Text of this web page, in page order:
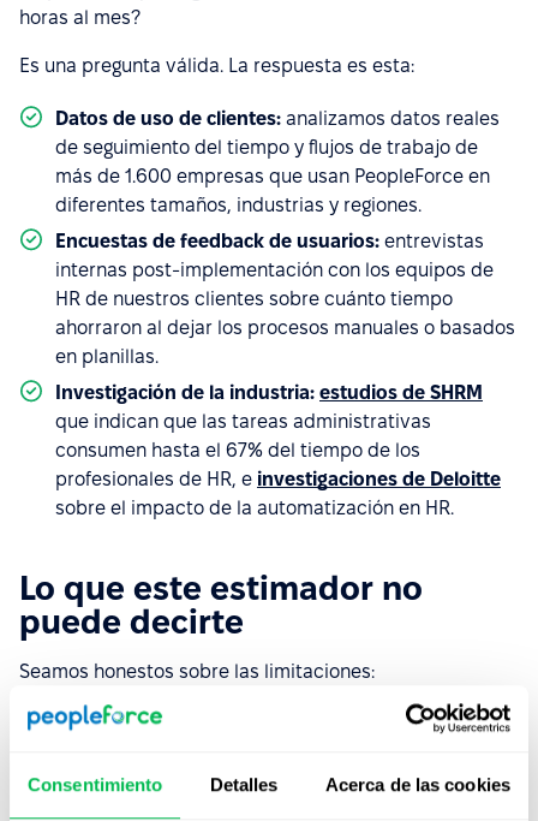
Consentimiento Detalles Acerca de las cookies
horas al mes?
Es una pregunta válida. La respuesta es esta:
Datos de uso de clientes: analizamos datos reales
de seguimiento del tiempo y flujos de trabajo de
más de 1.600 empresas que usan PeopleForce en
diferentes tamaños, industrias y regiones.
Encuestas de feedback de usuarios: entrevistas
internas post-implementación con los equipos de
HR de nuestros clientes sobre cuánto tiempo
ahorraron al dejar los procesos manuales o basados
en planillas.
Investigación de la industria: estudios de SHRM
que indican que las tareas administrativas
consumen hasta el 67% del tiempo de los
profesionales de HR, e investigaciones de Deloitte
sobre el impacto de la automatización en HR.
Lo que este estimador no
puede decirte
Seamos honestos sobre las limitaciones:
Tus resultados reales van a variar según tu
procesos actuales, más pronunciado será el ahorro